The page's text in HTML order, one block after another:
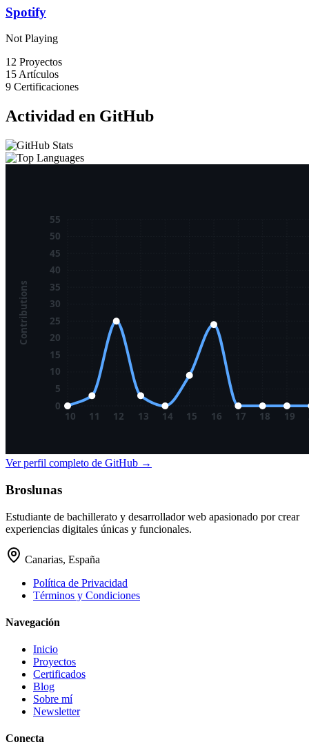
Spotify
Not Playing
12 Proyectos
15 Artículos
9 Certificaciones
Actividad en GitHub
Ver perfil completo de GitHub →
Broslunas
Estudiante de bachillerato y desarrollador web apasionado por crear
experiencias digitales únicas y funcionales.
Canarias, España
Política de Privacidad
Términos y Condiciones
Navegación
Inicio
Proyectos
Certificados
Blog
Sobre mí
Newsletter
Conecta